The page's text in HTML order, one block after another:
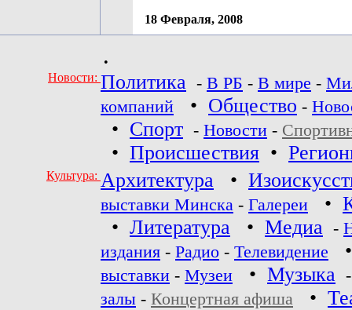
18 Февраля, 2008
•
Новости: Политика - В РБ - В мире -
компаний
• Общество -
• Спорт - Новости -
• Происшествия •
Культура: Архитектура •
выставки Минска - Галереи •
• Литература • Медиа -
издания - Радио - Телевидение
выставки - Музеи • Музыка
залы - Концертная афиша •